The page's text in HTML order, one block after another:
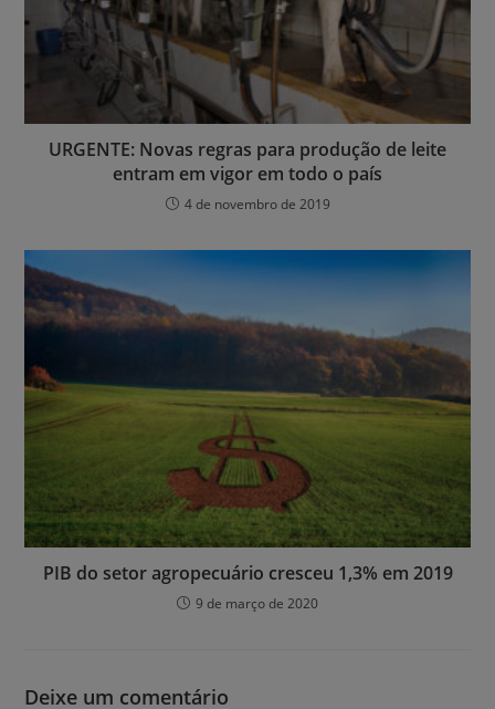
URGENTE: Novas regras para produção de leite
entram em vigor em todo o país
4 de novembro de 2019
PIB do setor agropecuário cresceu 1,3% em 2019
9 de março de 2020
Deixe um comentário